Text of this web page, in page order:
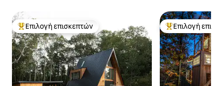
Κορυφαία επιλογή επισκεπτών
Επιλογή επισκεπτών Κορυφαία
Επιλογή